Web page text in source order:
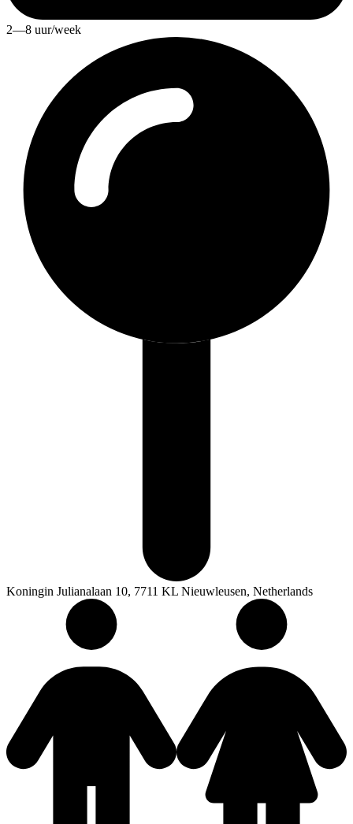
2—8 uur/week
Koningin Julianalaan 10, 7711 KL Nieuwleusen, Netherlands